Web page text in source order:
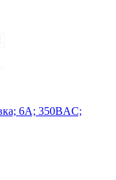
6А; 350ВAC;